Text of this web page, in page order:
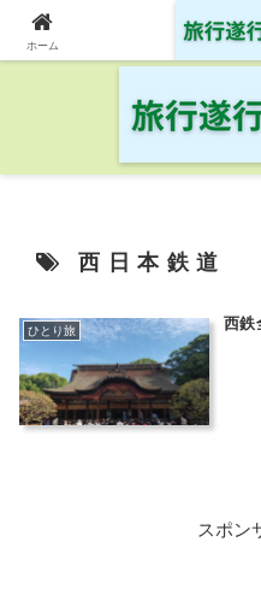
日本の鉄道・空港を制
西日本鉄道
ひとり旅
西鉄
スポン
ホーム